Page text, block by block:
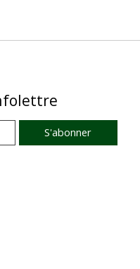
S'abonner